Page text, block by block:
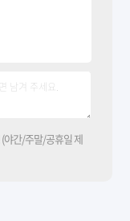
야간/주말/공휴일 제